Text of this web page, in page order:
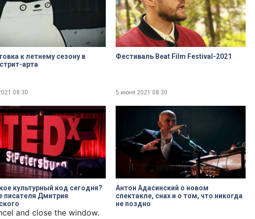
and close the window.
к летнему сезону в
арта
08:30
Фестиваль Beat Film Festival-2021
5 июня 2021 08:30
культурный код сегодня?
писателя Дмитрия
Антон Адасинский о новом
спектакле, снах и о том, что никогда
не поздно